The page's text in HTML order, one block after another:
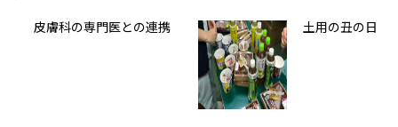
皮膚科の専門医との連携 土用の丑の日